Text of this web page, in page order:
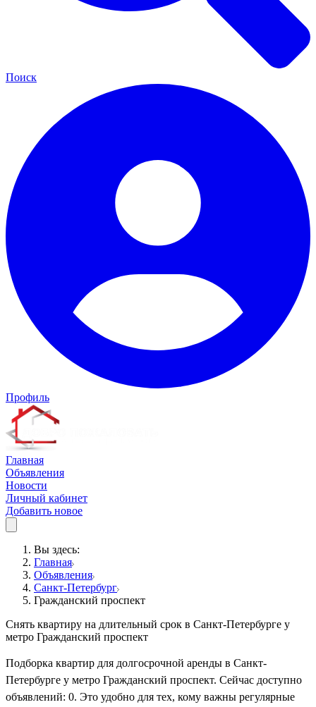
Поиск
Профиль
Главная
Объявления
Новости
Личный кабинет
Добавить новое
Вы здесь:
Главная
Объявления
Санкт-Петербург
Гражданский проспект
Снять квартиру на длительный срок в Санкт-Петербурге у
метро Гражданский проспект
Подборка квартир для долгосрочной аренды в Санкт-
Петербурге у метро Гражданский проспект. Сейчас доступно
объявлений: 0. Это удобно для тех, кому важны регулярные